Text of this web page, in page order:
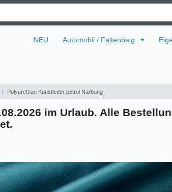
NEU Automobil / Faltenbalg
Polyurethan Kunstleder petrol Narbung
im Urlaub. Alle